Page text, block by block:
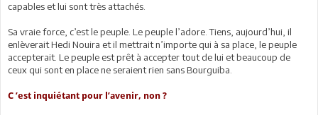
capables et lui sont très attachés.
Sa vraie force, c’est le peuple. Le peuple l’adore. Tiens, aujourd’hui, il
enlèverait Hedi Nouira et il mettrait n’importe qui à sa place, le peuple
accepterait. Le peuple est prêt à accepter tout de lui et beaucoup de
ceux qui sont en place ne seraient rien sans Bourguiba.
C ’est inquiétant pour l’avenir, non ?